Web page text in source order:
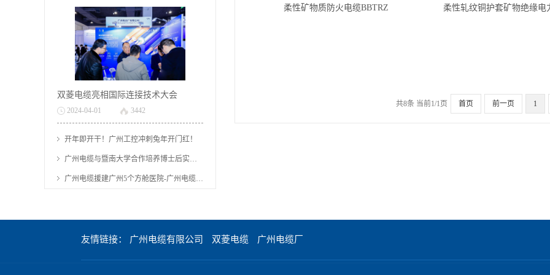
缆，低压电力电缆
YJV是广州电缆有
限公司生产最多的
电缆，也是最常用
的电力电缆之一，
一般用作主电缆。
压:450/750V规
双菱电缆亮相国际连接技术大会
2024-04-01 3442
开年即开干！广州工控冲刺兔年开门红！
广州电缆与暨南大学合作培养博士后实现“零的突破”
广州电缆援建广州5个方舱医院-广州电缆厂有限公司
柔性矿物质防火电缆BBTRZ 柔性轧纹铜护套矿物绝缘电
共8条 当前1/1页 首页 前一页 1
友情链接： 广州电缆有限公司 双菱电缆 广州电缆厂